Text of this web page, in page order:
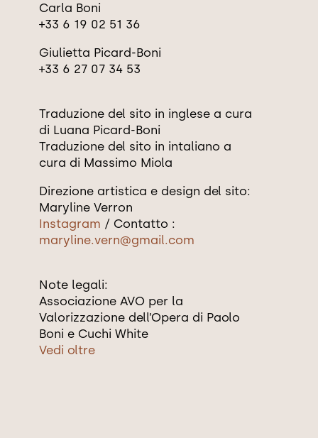
Carla Boni
+33 6 19 02 51 36
Giulietta Picard-Boni
+33 6 27 07 34 53
Traduzione del sito in inglese a cura
di Luana Picard-Boni
Traduzione del sito in intaliano a
cura di Massimo Miola
Direzione artistica e design del sito:
Maryline Verron
Instagram / Contatto :
maryline.vern@gmail.com
Note legali:
Associazione AVO per la
Valorizzazione dell’Opera di Paolo
Boni e Cuchi White
Vedi oltre